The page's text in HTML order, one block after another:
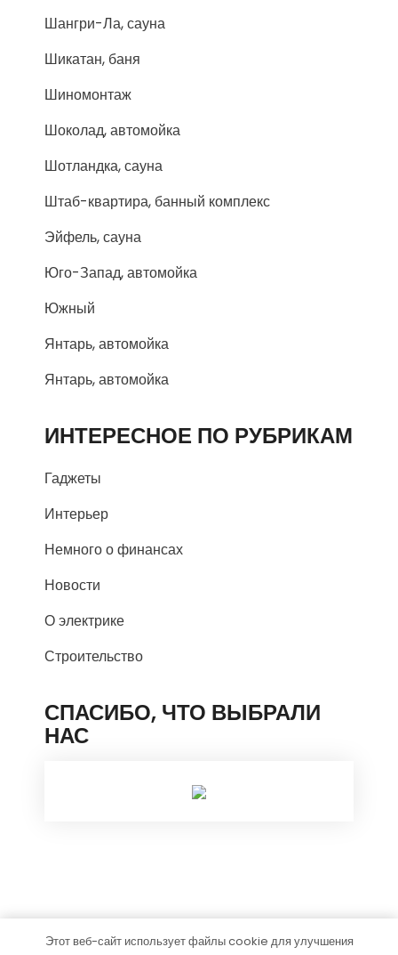
Шангри-Ла, сауна
Шикатан, баня
Шиномонтаж
Шоколад, автомойка
Шотландка, сауна
Штаб-квартира, банный комплекс
Эйфель, сауна
Юго-Запад, автомойка
Южный
Янтарь, автомойка
Янтарь, автомойка
ИНТЕРЕСНОЕ ПО РУБРИКАМ
Гаджеты
Интерьер
Немного о финансах
Новости
О электрике
Строительство
СПАСИБО, ЧТО ВЫБРАЛИ
НАС
Этот веб-сайт использует файлы cookie для улучшения